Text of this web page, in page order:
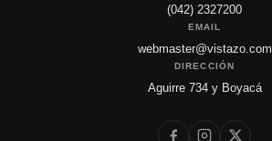
(042) 2327200
EMAIL
webmaster@vistazo.com
DIRECCIÓN
Aguirre 734 y Boyacá